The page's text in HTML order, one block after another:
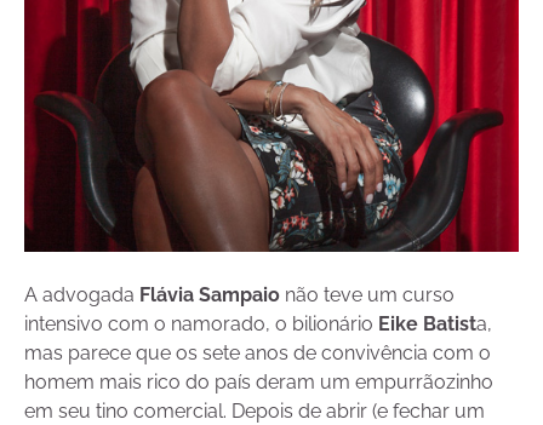
A advogada Flávia Sampaio não teve um curso
intensivo com o namorado, o bilionário Eike Batista,
mas parece que os sete anos de convivência com o
homem mais rico do país deram um empurrãozinho
em seu tino comercial. Depois de abrir (e fechar um